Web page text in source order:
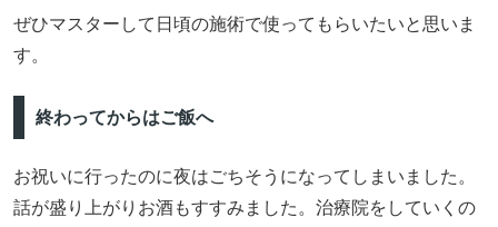
ぜひマスターして日頃の施術で使ってもらいたいと思いま
す。
終わってからはご飯へ
お祝いに行ったのに夜はごちそうになってしまいました。
話が盛り上がりお酒もすすみました。治療院をしていくの